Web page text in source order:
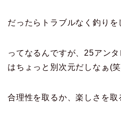
だったらトラブルなく釣りを
ってなるんですが、25アン
はちょっと別次元だしなぁ(
合理性を取るか、楽しさを取